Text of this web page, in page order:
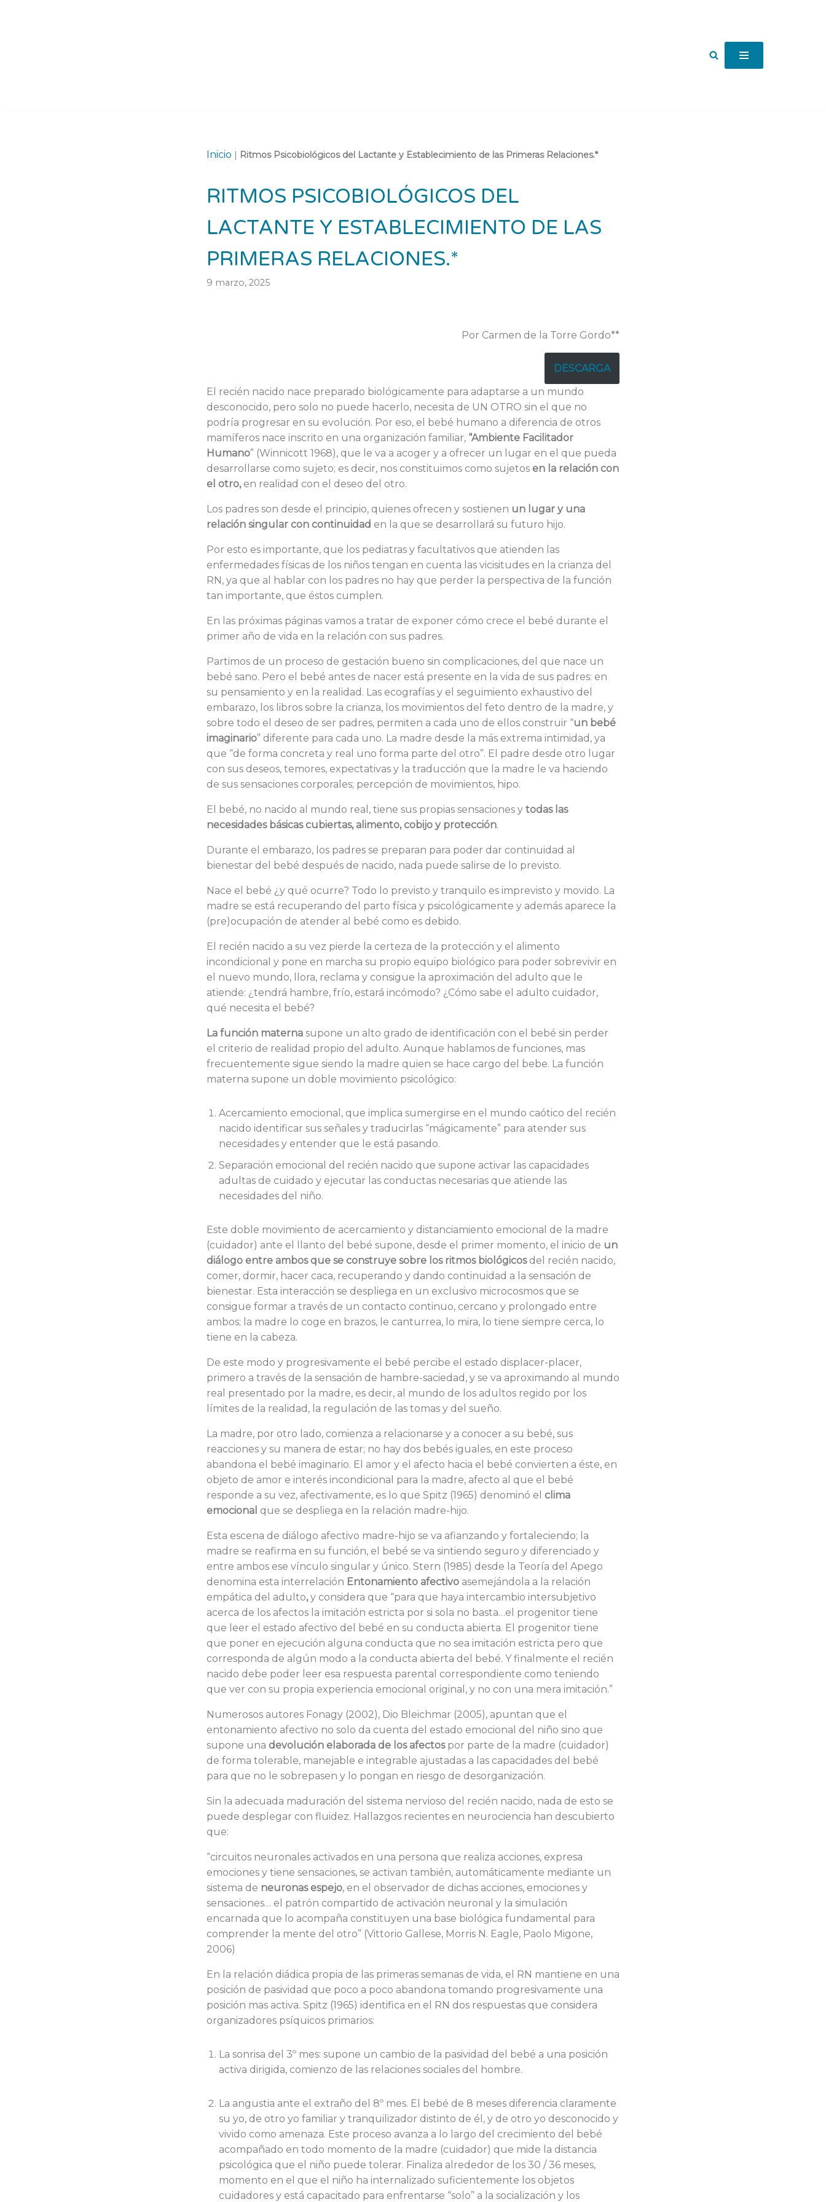
Inicio | Ritmos Psicobiológicos del Lactante y Establecimiento de las Primeras Relaciones.*
RITMOS PSICOBIOLÓGICOS DEL
LACTANTE Y ESTABLECIMIENTO DE LAS
PRIMERAS RELACIONES.*
9 marzo, 2025
Por Carmen de la Torre Gordo**
DESCARGA
El recién nacido nace preparado biológicamente para adaptarse a un mundo
desconocido, pero solo no puede hacerlo, necesita de UN OTRO sin el que no
podría progresar en su evolución. Por eso, el bebé humano a diferencia de otros
mamíferos nace inscrito en una organización familiar, “Ambiente Facilitador
Humano” (Winnicott 1968), que le va a acoger y a ofrecer un lugar en el que pueda
desarrollarse como sujeto; es decir, nos constituimos como sujetos en la relación con
el otro, en realidad con el deseo del otro.
Los padres son desde el principio, quienes ofrecen y sostienen un lugar y una
relación singular con continuidad en la que se desarrollará su futuro hijo.
Por esto es importante, que los pediatras y facultativos que atienden las
enfermedades físicas de los niños tengan en cuenta las vicisitudes en la crianza del
RN, ya que al hablar con los padres no hay que perder la perspectiva de la función
tan importante, que éstos cumplen.
En las próximas páginas vamos a tratar de exponer cómo crece el bebé durante el
primer año de vida en la relación con sus padres.
Partimos de un proceso de gestación bueno sin complicaciones, del que nace un
bebé sano. Pero el bebé antes de nacer está presente en la vida de sus padres: en
su pensamiento y en la realidad. Las ecografías y el seguimiento exhaustivo del
embarazo, los libros sobre la crianza, los movimientos del feto dentro de la madre, y
sobre todo el deseo de ser padres, permiten a cada uno de ellos construir “un bebé
imaginario” diferente para cada uno. La madre desde la más extrema intimidad, ya
que “de forma concreta y real uno forma parte del otro”. El padre desde otro lugar
con sus deseos, temores, expectativas y la traducción que la madre le va haciendo
de sus sensaciones corporales; percepción de movimientos, hipo.
El bebé, no nacido al mundo real, tiene sus propias sensaciones y todas las
necesidades básicas cubiertas, alimento, cobijo y protección.
Durante el embarazo, los padres se preparan para poder dar continuidad al
bienestar del bebé después de nacido, nada puede salirse de lo previsto.
Nace el bebé ¿y qué ocurre? Todo lo previsto y tranquilo es imprevisto y movido. La
madre se está recuperando del parto física y psicológicamente y además aparece la
(pre)ocupación de atender al bebé como es debido.
El recién nacido a su vez pierde la certeza de la protección y el alimento
incondicional y pone en marcha su propio equipo biológico para poder sobrevivir en
el nuevo mundo, llora, reclama y consigue la aproximación del adulto que le
atiende: ¿tendrá hambre, frío, estará incómodo? ¿Cómo sabe el adulto cuidador,
qué necesita el bebé?
La función materna supone un alto grado de identificación con el bebé sin perder
el criterio de realidad propio del adulto. Aunque hablamos de funciones, mas
frecuentemente sigue siendo la madre quien se hace cargo del bebe. La función
materna supone un doble movimiento psicológico:
Acercamiento emocional, que implica sumergirse en el mundo caótico del recién
nacido identificar sus señales y traducirlas “mágicamente” para atender sus
necesidades y entender que le está pasando.
Separación emocional del recién nacido que supone activar las capacidades
adultas de cuidado y ejecutar las conductas necesarias que atiende las
necesidades del niño.
Este doble movimiento de acercamiento y distanciamiento emocional de la madre
(cuidador) ante el llanto del bebé supone, desde el primer momento, el inicio de un
diálogo entre ambos que se construye sobre los ritmos biológicosdel recién nacido,
comer, dormir, hacer caca, recuperando y dando continuidad a la sensación de
bienestar. Esta interacción se despliega en un exclusivo microcosmos que se
consigue formar a través de un contacto continuo, cercano y prolongado entre
ambos; la madre lo coge en brazos, le canturrea, lo mira, lo tiene siempre cerca, lo
tiene en la cabeza.
De este modo y progresivamente el bebé percibe el estado displacer-placer,
primero a través de la sensación de hambre-saciedad, y se va aproximando al mundo
real presentado por la madre, es decir, al mundo de los adultos regido por los
límites de la realidad, la regulación de las tomas y del sueño.
La madre, por otro lado, comienza a relacionarse y a conocer a su bebé, sus
reacciones y su manera de estar; no hay dos bebés iguales, en este proceso
abandona el bebé imaginario. El amor y el afecto hacia el bebé convierten a éste, en
objeto de amor e interés incondicional para la madre, afecto al que el bebé
responde a su vez, afectivamente, es lo que Spitz (1965) denominó el clima
emocional que se despliega en la relación madre-hijo.
Esta escena de diálogo afectivo madre-hijo se va afianzando y fortaleciendo; la
madre se reafirma en su función, el bebé se va sintiendo seguro y diferenciado y
entre ambos ese vínculo singular y único. Stern (1985) desde la Teoría del Apego
denomina esta interrelación Entonamiento afectivo asemejándola a la relación
empática del adulto,y considera que “para que haya intercambio intersubjetivo
acerca de los afectos la imitación estricta por si sola no basta…el progenitor tiene
que leer el estado afectivo del bebé en su conducta abierta. El progenitor tiene
que poner en ejecución alguna conducta que no sea imitación estricta pero que
corresponda de algún modo a la conducta abierta del bebé. Y finalmente el recién
nacido debe poder leer esa respuesta parental correspondiente como teniendo
que ver con su propia experiencia emocional original, y no con una mera imitación.”
Numerosos autores Fonagy (2002), Dio Bleichmar (2005), apuntan que el
entonamiento afectivo no solo da cuenta del estado emocional del niño sino que
supone una devolución elaborada de los afectos por parte de la madre (cuidador)
de forma tolerable, manejable e integrable ajustadas a las capacidades del bebé
para que no le sobrepasen y lo pongan en riesgo de desorganización.
Sin la adecuada maduración del sistema nervioso del recién nacido, nada de esto se
puede desplegar con fluidez. Hallazgos recientes en neurociencia han descubierto
que:
“circuitos neuronales activados en una persona que realiza acciones, expresa
emociones y tiene sensaciones, se activan también, automáticamente mediante un
sistema de neuronas espejo, en el observador de dichas acciones, emociones y
sensaciones… el patrón compartido de activación neuronal y la simulación
encarnada que lo acompaña constituyen una base biológica fundamental para
comprender la mente del otro” (Vittorio Gallese, Morris N. Eagle, Paolo Migone,
2006)
En la relación diádica propia de las primeras semanas de vida, el RN mantiene en una
posición de pasividad que poco a poco abandona tomando progresivamente una
posición mas activa. Spitz (1965) identifica en el RN dos respuestas que considera
organizadores psíquicos primarios:
La sonrisa del 3º mes: supone un cambio de la pasividad del bebé a una posición
activa dirigida, comienzo de las relaciones sociales del hombre.
La angustia ante el extraño del 8º mes. El bebé de 8 meses diferencia claramente
su yo, de otro yo familiar y tranquilizador distinto de él, y de otro yo desconocido y
vivido como amenaza. Este proceso avanza a lo largo del crecimiento del bebé
acompañado en todo momento de la madre (cuidador) que mide la distancia
psicológica que el niño puede tolerar. Finaliza alrededor de los 30 / 36 meses,
momento en el que el niño ha internalizado suficientemente los objetos
cuidadores y está capacitado para enfrentarse “solo” a la socialización y los